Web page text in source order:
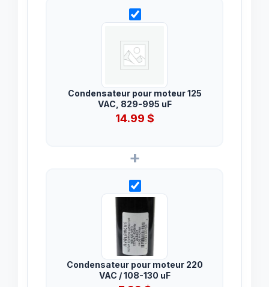
Condensateur pour moteur 125
VAC, 829-995 uF
14.99 $
+
Condensateur pour moteur 220
VAC / 108-130 uF